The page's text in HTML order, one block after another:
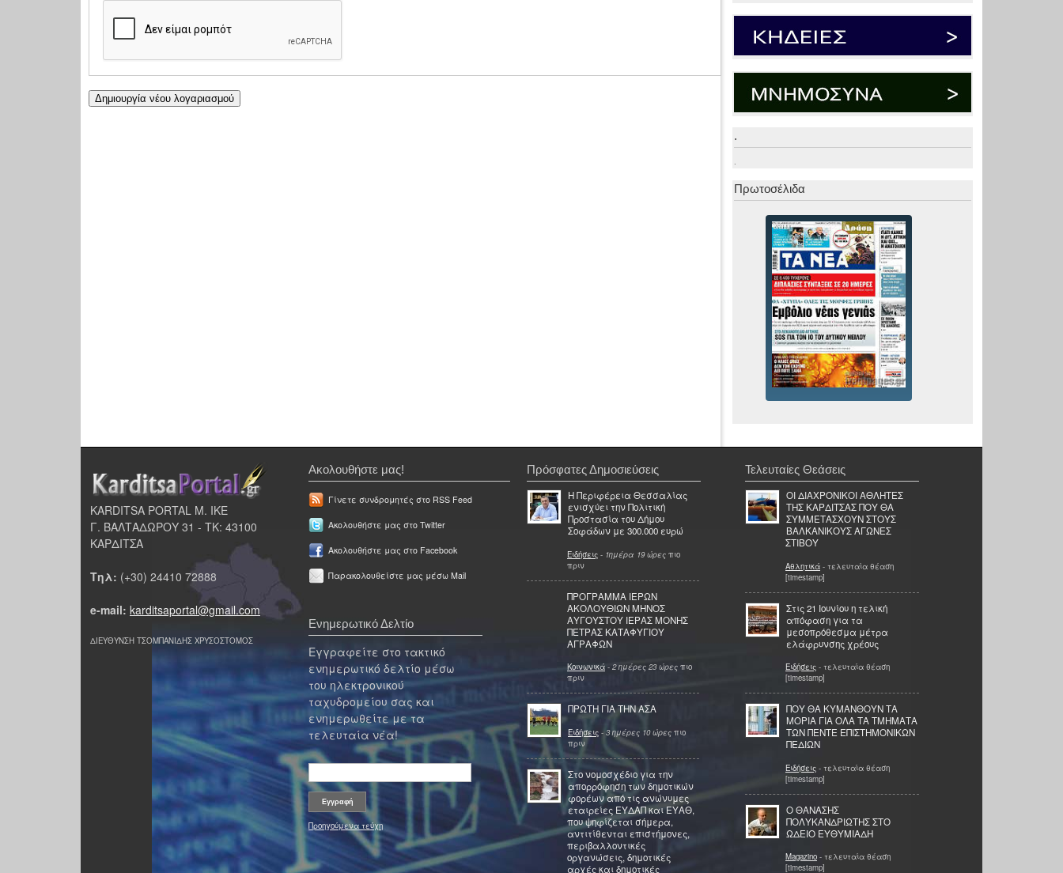
.
.
Πρωτοσέλιδα
KARDITSA PORTAL Μ. ΙΚΕ
Γ. ΒΑΛΤΑΔΩΡΟΥ 31 - ΤΚ: 43100
ΚΑΡΔΙΤΣΑ
Τηλ: (+30) 24410 72888
e-mail: karditsaportal@gmail.com
ΔΙΕΥΘΥΝΣΗ ΤΣΟΜΠΑΝΙΔΗΣ ΧΡΥΣΟΣΤΟΜΟΣ
Ακολουθήστε μας!
Γίνετε συνδρομητές στο RSS Feed
Ακολουθήστε μας στο Twitter
Ακολουθήστε μας στο Facebook
Παρακολουθείστε μας μέσω Mail
Ενημερωτικό Δελτίο
Εγγραφείτε στο τακτικό
ενημερωτικό δελτίο μέσω
του ηλεκτρονικού
ταχυδρομείου σας και
ενημερωθείτε με τα
τελευταία νέα!
Προηγούμενα τεύχη
Πρόσφατες Δημοσιεύσεις
Η Περιφέρεια Θεσσαλίας
ενισχύει την Πολιτική
Προστασία του Δήμου
Σοφάδων με 300.000 ευρώ
Ειδήσεις - 1ημέρα 19 ώρες πιο
πριν
ΠΡΟΓΡΑΜΜΑ ΙΕΡΩΝ
ΑΚΟΛΟΥΘΙΩΝ ΜΗΝΟΣ
ΑΥΓΟΥΣΤΟΥ ΙΕΡΑΣ ΜΟΝΗΣ
ΠΕΤΡΑΣ ΚΑΤΑΦΥΓΙΟΥ
ΑΓΡΑΦΩΝ
Κοινωνικά - 2 ημέρες 23 ώρες πιο
πριν
ΠΡΩΤΗ ΓΙΑ ΤΗΝ ΑΣΑ
Ειδήσεις - 3 ημέρες 10 ώρες πιο
πριν
Στο νομοσχέδιο για την
απορρόφηση των δημοτικών
φορέων από τις ανώνυμες
εταιρείες ΕΥΔΑΠ και ΕΥΑΘ,
που ψηφίζεται σήμερα,
αντιτίθενται επιστήμονες,
περιβαλλοντικές
οργανώσεις, δημοτικές
αρχές και δημοτικές
Τελευταίες Θεάσεις
OI ΔΙΑΧΡΟΝΙΚΟΙ ΑΘΛΗΤΕΣ
ΤΗΣ ΚΑΡΔΙΤΣΑΣ ΠΟΥ ΘΑ
ΣΥΜΜΕΤΑΣΧΟΥΝ ΣΤΟΥΣ
ΒΑΛΚΑΝΙΚΟΥΣ ΑΓΩΝΕΣ
ΣΤΙΒΟΥ
Αθλητικά - τελευταία θέαση
[timestamp]
Στις 21 Ιουνίου η τελική
απόφαση για τα
μεσοπρόθεσμα μέτρα
ελάφρυνσης χρέους
Ειδήσεις - τελευταία θέαση
[timestamp]
ΠΟΥ ΘΑ ΚΥΜΑΝΘΟΥΝ ΤΑ
ΜΟΡΙΑ ΓΙΑ ΟΛΑ ΤΑ ΤΜΗΜΑΤΑ
ΤΩΝ ΠΕΝΤΕ ΕΠΙΣΤΗΜΟΝΙΚΩΝ
ΠΕΔΙΩΝ
Ειδήσεις - τελευταία θέαση
[timestamp]
Ο ΘΑΝΑΣΗΣ
ΠΟΛΥΚΑΝΔΡΙΩΤΗΣ ΣΤΟ
ΩΔΕΙΟ ΕΥΘΥΜΙΑΔΗ
Magazino - τελευταία θέαση
[timestamp]